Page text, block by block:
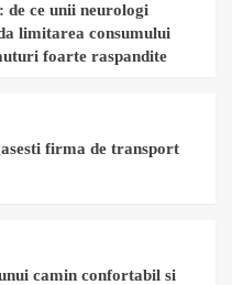
de ce unii neurologi
limitarea consumului
foarte raspandite
firma de transport
camin confortabil si